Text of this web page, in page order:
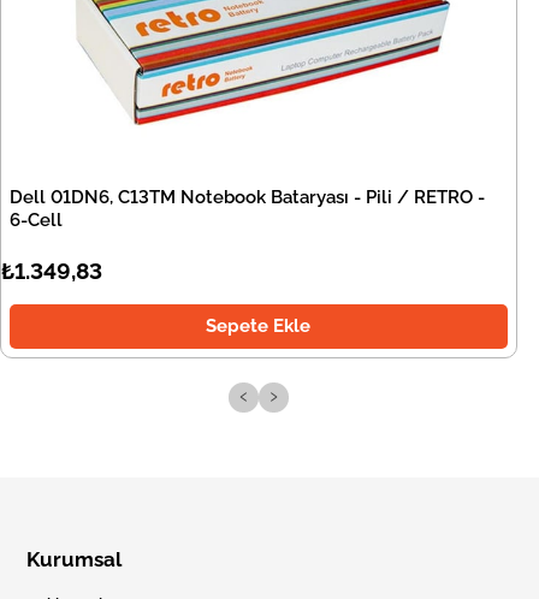
Dell 01DN6, C13TM Notebook Bataryası - Pili / RETRO -
6-Cell
₺1.349,83
Sepete Ekle
‹ ›
Kurumsal